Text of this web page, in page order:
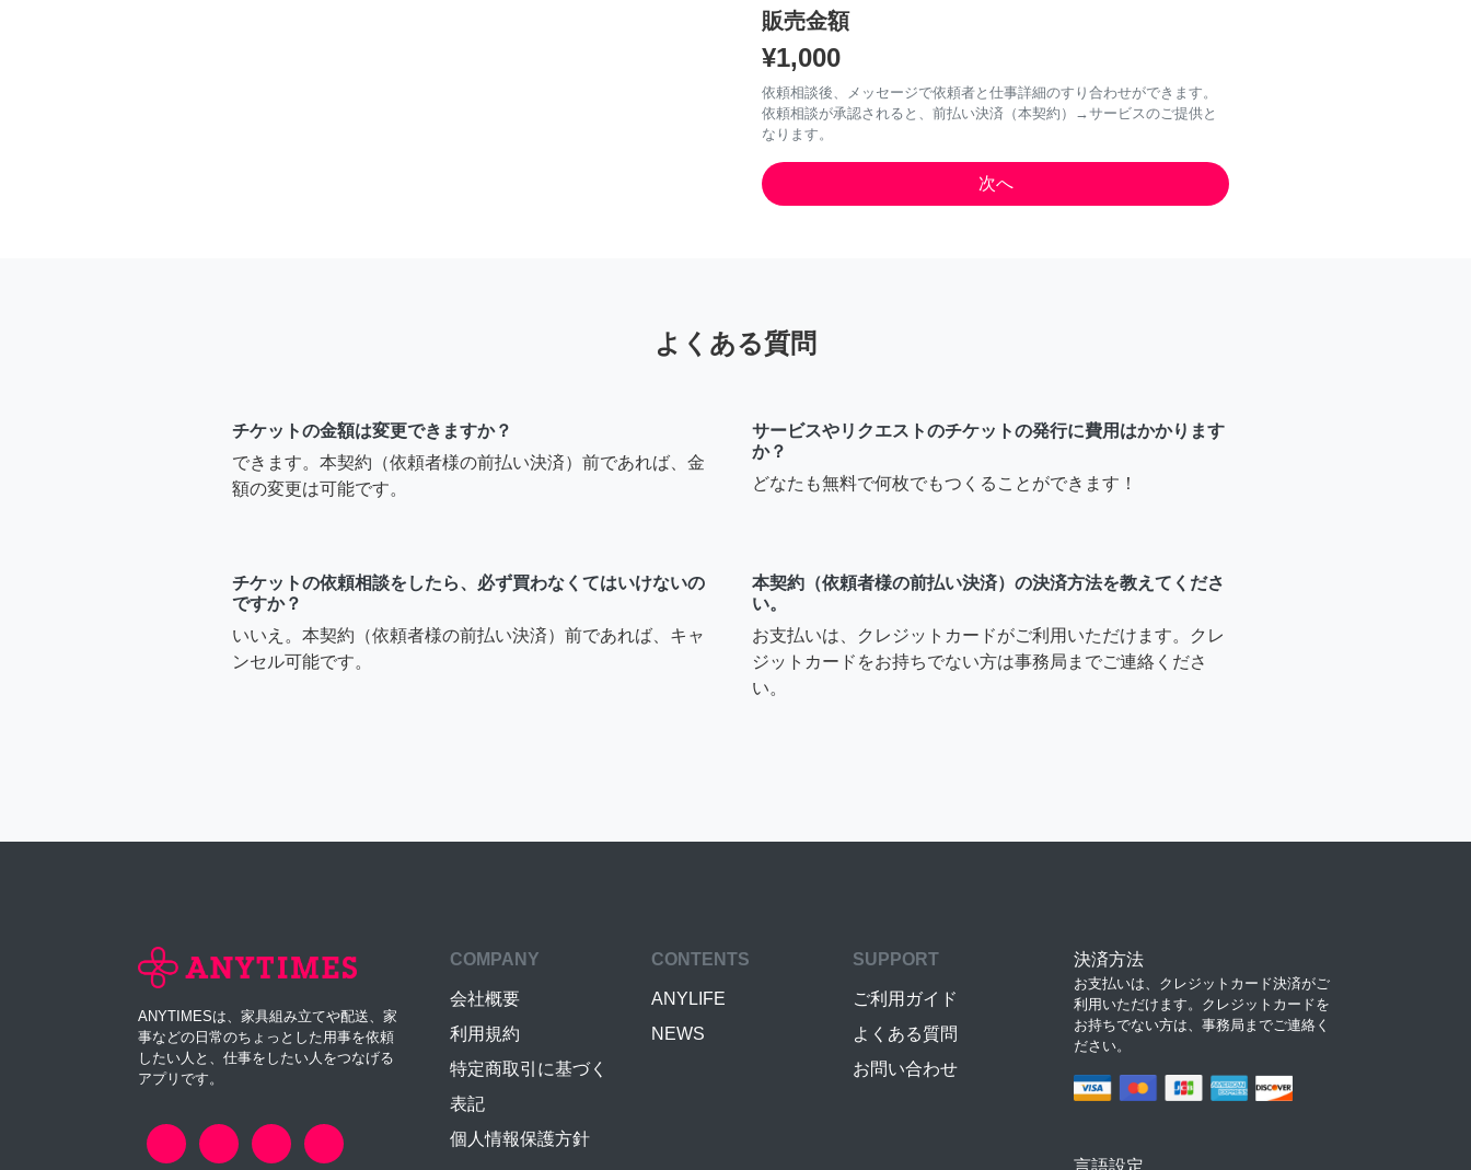
販売金額
¥1,000
依頼相談後、メッセージで依頼者と仕事詳細のすり合わせができます。
依頼相談が承認されると、前払い決済（本契約）→サービスのご提供と
なります。
よくある質問
チケットの金額は変更できますか？
できます。本契約（依頼者様の前払い決済）前であれば、金
額の変更は可能です。
サービスやリクエストのチケットの発行に費用はかかります
か？
どなたも無料で何枚でもつくることができます！
チケットの依頼相談をしたら、必ず買わなくてはいけないの
ですか？
いいえ。本契約（依頼者様の前払い決済）前であれば、キャ
ンセル可能です。
本契約（依頼者様の前払い決済）の決済方法を教えてくださ
い。
お支払いは、クレジットカードがご利用いただけます。クレ
ジットカードをお持ちでない方は事務局までご連絡くださ
い。
ANYTIMESは、家具組み立てや配送、家
事などの日常のちょっとした用事を依頼
したい人と、仕事をしたい人をつなげる
アプリです。
COMPANY
会社概要
利用規約
特定商取引に基づく
表記
個人情報保護方針
CONTENTS
ANYLIFE
NEWS
SUPPORT
ご利用ガイド
よくある質問
お問い合わせ
決済方法
お支払いは、クレジットカード決済がご
利用いただけます。クレジットカードを
お持ちでない方は、事務局までご連絡く
ださい。
言語設定